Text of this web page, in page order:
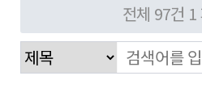
전체 97건 1